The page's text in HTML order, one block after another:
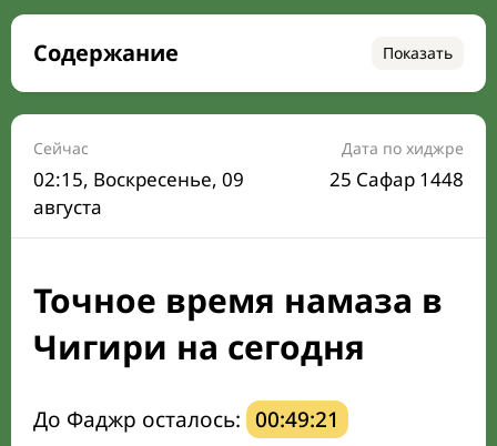
Содержание Показать
Время намаза на сегодня
Расписание на месяц
Время Сухура и Ифтара на сегодня
Календарь рамадана
Мечети и молельные комнаты
Направление киблы
Сейчас
02:15, Воскресенье, 09
августа
Дата по хиджре
25 Сафар 1448
Точное время намаза в
Чигири на сегодня
До Фаджр осталось: 00:49:20